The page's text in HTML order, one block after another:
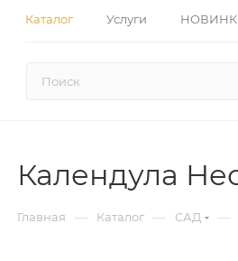
Каталог Услуги
Календула
Главная — Каталог — САД —